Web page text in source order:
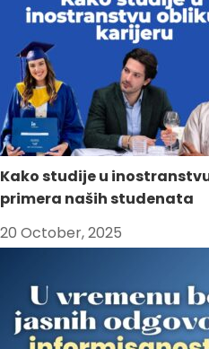
Kako studije u
primera naših studenata
20 October, 2025